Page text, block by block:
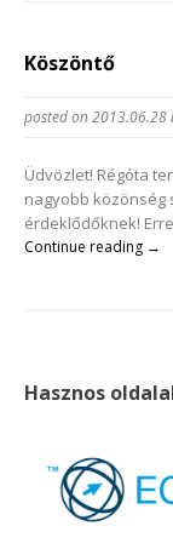
Köszöntő
posted on 2013.06.28
Üdvözlet! Régóta
nagyobb közönség
érdeklődőknek!
Continue reading →
Hasznos